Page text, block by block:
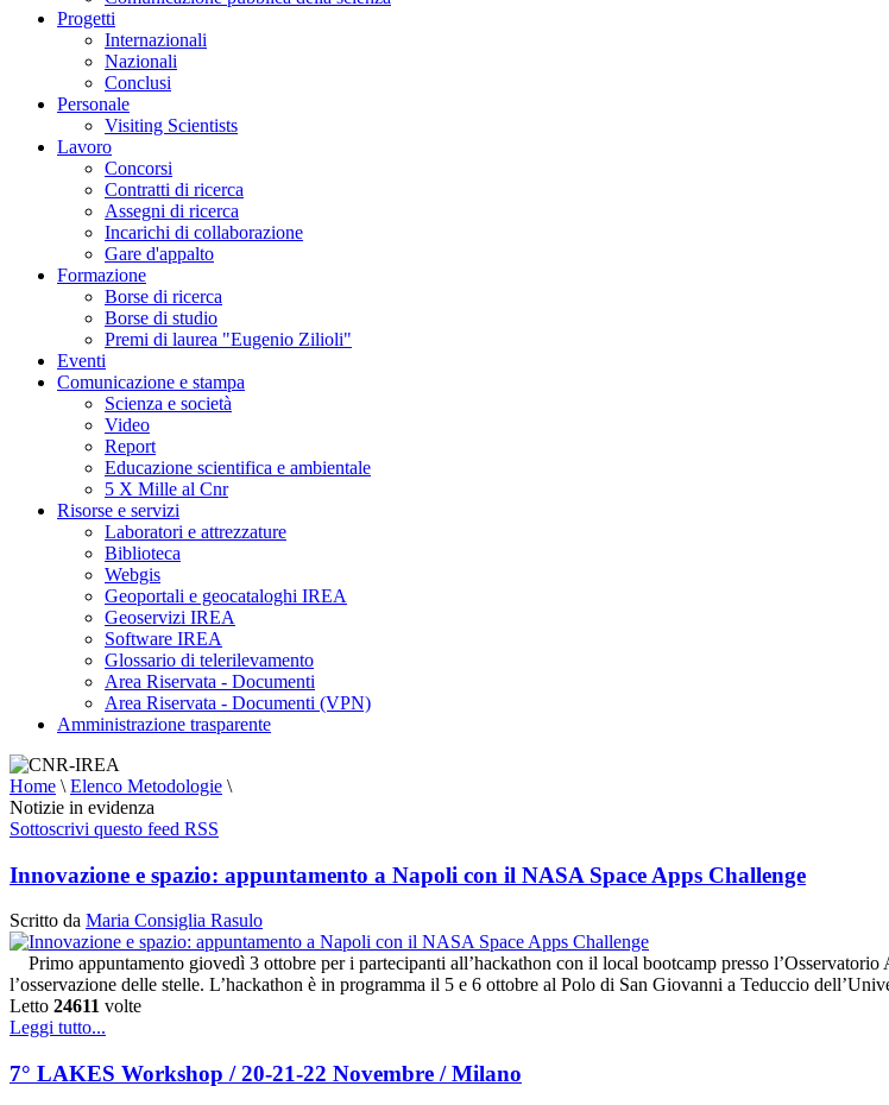
Progetti
Internazionali
Nazionali
Conclusi
Personale
Visiting Scientists
Lavoro
Concorsi
Contratti di ricerca
Assegni di ricerca
Incarichi di collaborazione
Gare d'appalto
Formazione
Borse di ricerca
Borse di studio
Premi di laurea "Eugenio Zilioli"
Eventi
Comunicazione e stampa
Scienza e società
Video
Report
Educazione scientifica e ambientale
5 X Mille al Cnr
Risorse e servizi
Laboratori e attrezzature
Biblioteca
Webgis
Geoportali e geocataloghi IREA
Geoservizi IREA
Software IREA
Glossario di telerilevamento
Area Riservata - Documenti
Area Riservata - Documenti (VPN)
Amministrazione trasparente
Home \ Elenco Metodologie \
Notizie in evidenza
Sottoscrivi questo feed RSS
Innovazione e spazio: appuntamento a Napoli con il NASA Space Apps Challenge
Scritto da Maria Consiglia Rasulo
Primo appuntamento giovedì 3 ottobre per i partecipanti all’hackathon con il local bootcamp presso
l’osservazione delle stelle. L’hackathon è in programma il 5 e 6 ottobre al Polo di San Giovanni a Teduccio
Letto 24611 volte
Leggi tutto...
7° LAKES Workshop / 20-21-22 Novembre / Milano